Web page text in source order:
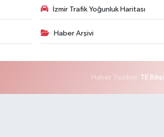
İzmir Trafik Yoğunluk Haritası
Haber Arşivi
Haber Yazılımı: TE